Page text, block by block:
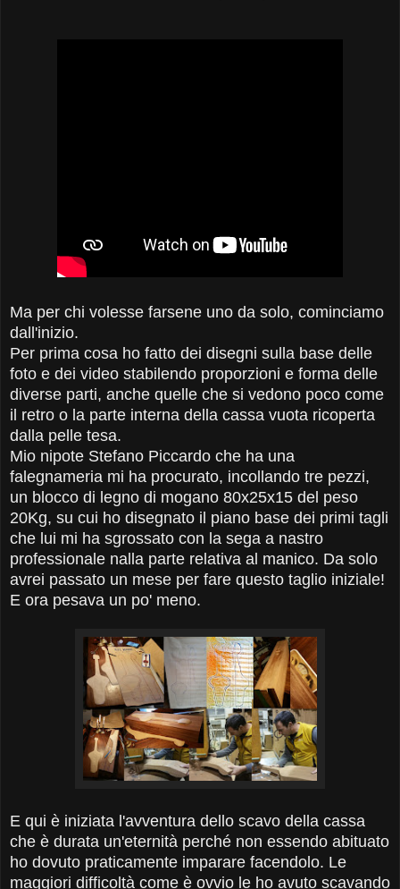
Ma per chi volesse farsene uno da solo, cominciamo
dall'inizio.
Per prima cosa ho fatto dei disegni sulla base delle
foto e dei video stabilendo proporzioni e forma delle
diverse parti, anche quelle che si vedono poco come
il retro o la parte interna della cassa vuota ricoperta
dalla pelle tesa.
Mio nipote Stefano Piccardo che ha una
falegnameria mi ha procurato, incollando tre pezzi,
un blocco di legno di mogano 80x25x15 del peso
20Kg, su cui ho disegnato il piano base dei primi tagli
che lui mi ha sgrossato con la sega a nastro
professionale nalla parte relativa al manico. Da solo
avrei passato un mese per fare questo taglio iniziale!
E ora pesava un po' meno.
E qui è iniziata l'avventura dello scavo della cassa
che è durata un'eternità perché non essendo abituato
ho dovuto praticamente imparare facendolo. Le
maggiori difficoltà come è ovvio le ho avuto scavando